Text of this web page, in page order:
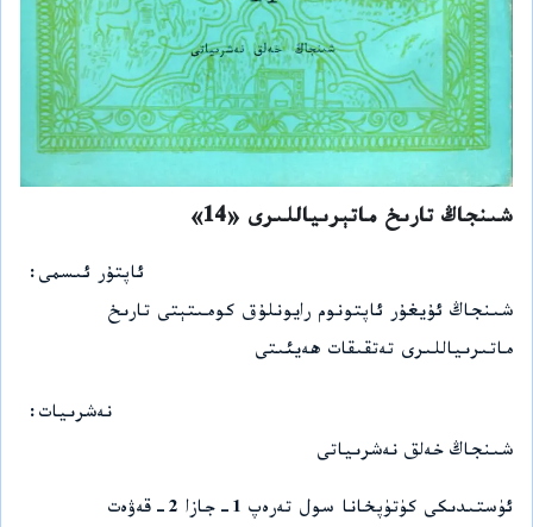
شىنجاڭ تارىخ ماتېرىياللىرى «14»
ئاپتۇر ئىسمى
شىنجاڭ ئۇيغۇر ئاپتونوم رايونلۇق كومىتېتى تارىخ
ماتىرىياللىرى تەتقىقات ھەيئىتى
نەشرىيات
شىنجاڭ خەلق نەشرىياتى
ئۈستىدىكى كۈتۈپخانا سول تەرەپ 1-جازا 2-قەۋەت